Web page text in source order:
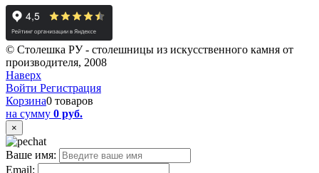
© Столешка РУ - столешницы из искусственного камня от
производителя, 2008
Наверх
Войти Регистрация
Корзина0 товаров
на сумму 0 руб.
×
Ваше имя:
Email: